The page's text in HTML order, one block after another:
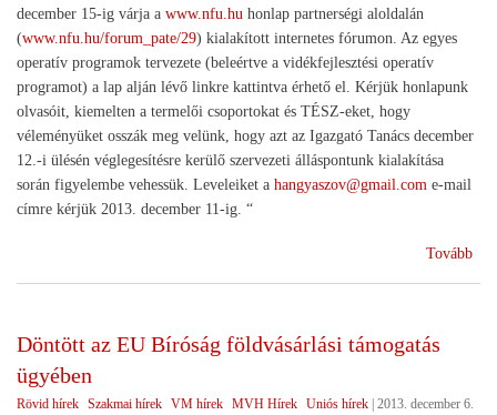
december 15-ig várja a www.nfu.hu honlap partnerségi aloldalán
(www.nfu.hu/forum_pate/29) kialakított internetes fórumon. Az egyes
operatív programok tervezete (beleértve a vidékfejlesztési operatív
programot) a lap alján lévő linkre kattintva érhető el. Kérjük honlapunk
olvasóit, kiemelten a termelői csoportokat és TÉSZ-eket, hogy
véleményüket osszák meg velünk, hogy azt az Igazgató Tanács december
12.-i ülésén véglegesítésre kerülő szervezeti álláspontunk kialakítása
során figyelembe vehessük. Leveleiket a hangyaszov@gmail.com e-mail
címre kérjük 2013. december 11-ig. “
Tovább
Döntött az EU Bíróság földvásárlási támogatás
ügyében
Rövid hírek Szakmai hírek VM hírek MVH Hírek Uniós hírek 2013. december 6.